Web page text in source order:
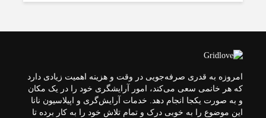
امروزه به قدری صرفه‌جویی در وقت و هزینه اهمیت زیادی دارد
که هر خانمی سعی می‌کند، امور آرایشگری خود را در یک مکان
و به صورت یکجا انجام دهد. خدمات آرایش‌گری و اپیلاسیون نانا
این موضوع را به خوبی درک و تمام تلاش خود را به کار برده تا